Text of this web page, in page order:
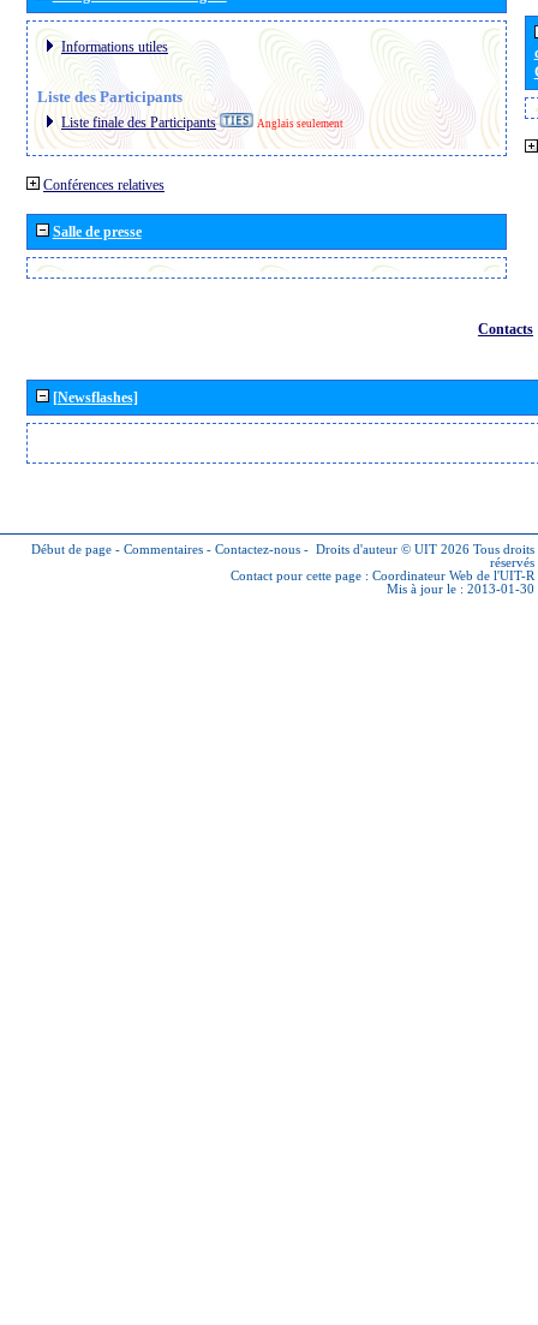
Informations utiles
Liste des Participants
Liste finale des Participants Anglais seulement
Conférences relatives
Salle de presse
Contacts
[Newsflashes]
Début de page - Commentaires - Contactez-nous - Droits d'auteur © UIT 2026 Tous droits
réservés
Contact pour cette page : Coordinateur Web de l'UIT-R
Mis à jour le : 2013-01-30